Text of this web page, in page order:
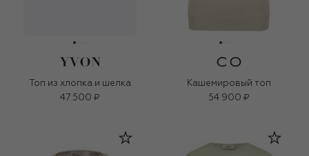
Топ из хлопка и шелка
47 500 ₽
Кашемировый топ
54 900 ₽